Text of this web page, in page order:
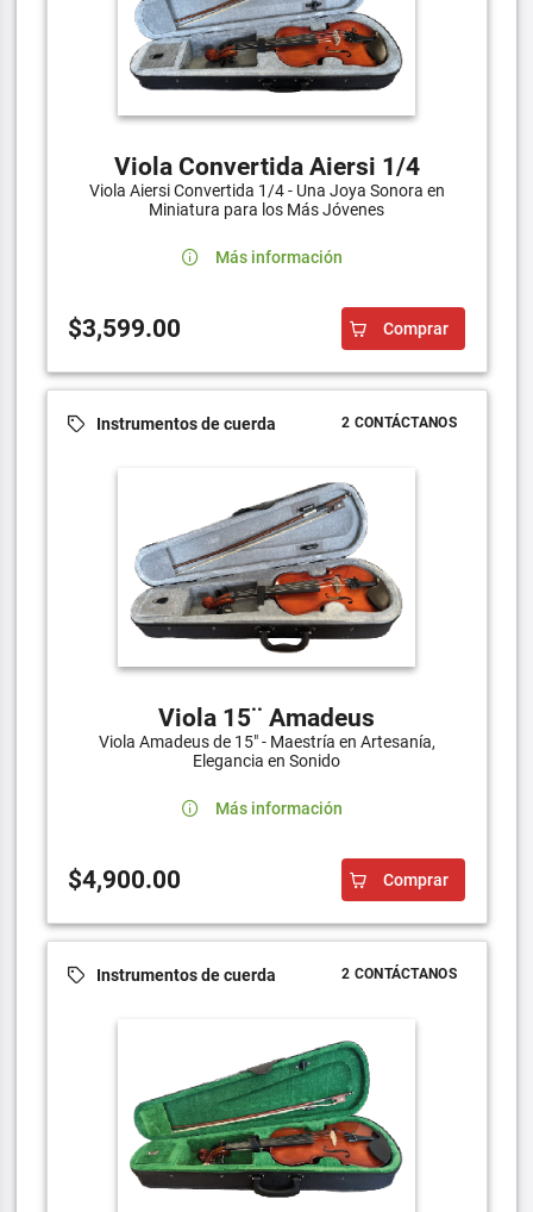
Viola Convertida Aiersi 1/4
Viola Aiersi Convertida 1/4 - Una Joya Sonora en
Miniatura para los Más Jóvenes
Más información
$3,599.00 Comprar
Instrumentos de cuerda 2 CONTÁCTANOS
Viola 15¨ Amadeus
Viola Amadeus de 15" - Maestría en Artesanía,
Elegancia en Sonido
Más información
$4,900.00 Comprar
Instrumentos de cuerda 2 CONTÁCTANOS